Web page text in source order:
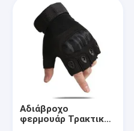
Αδιάβροχο
φερμουάρ Τρακτικό